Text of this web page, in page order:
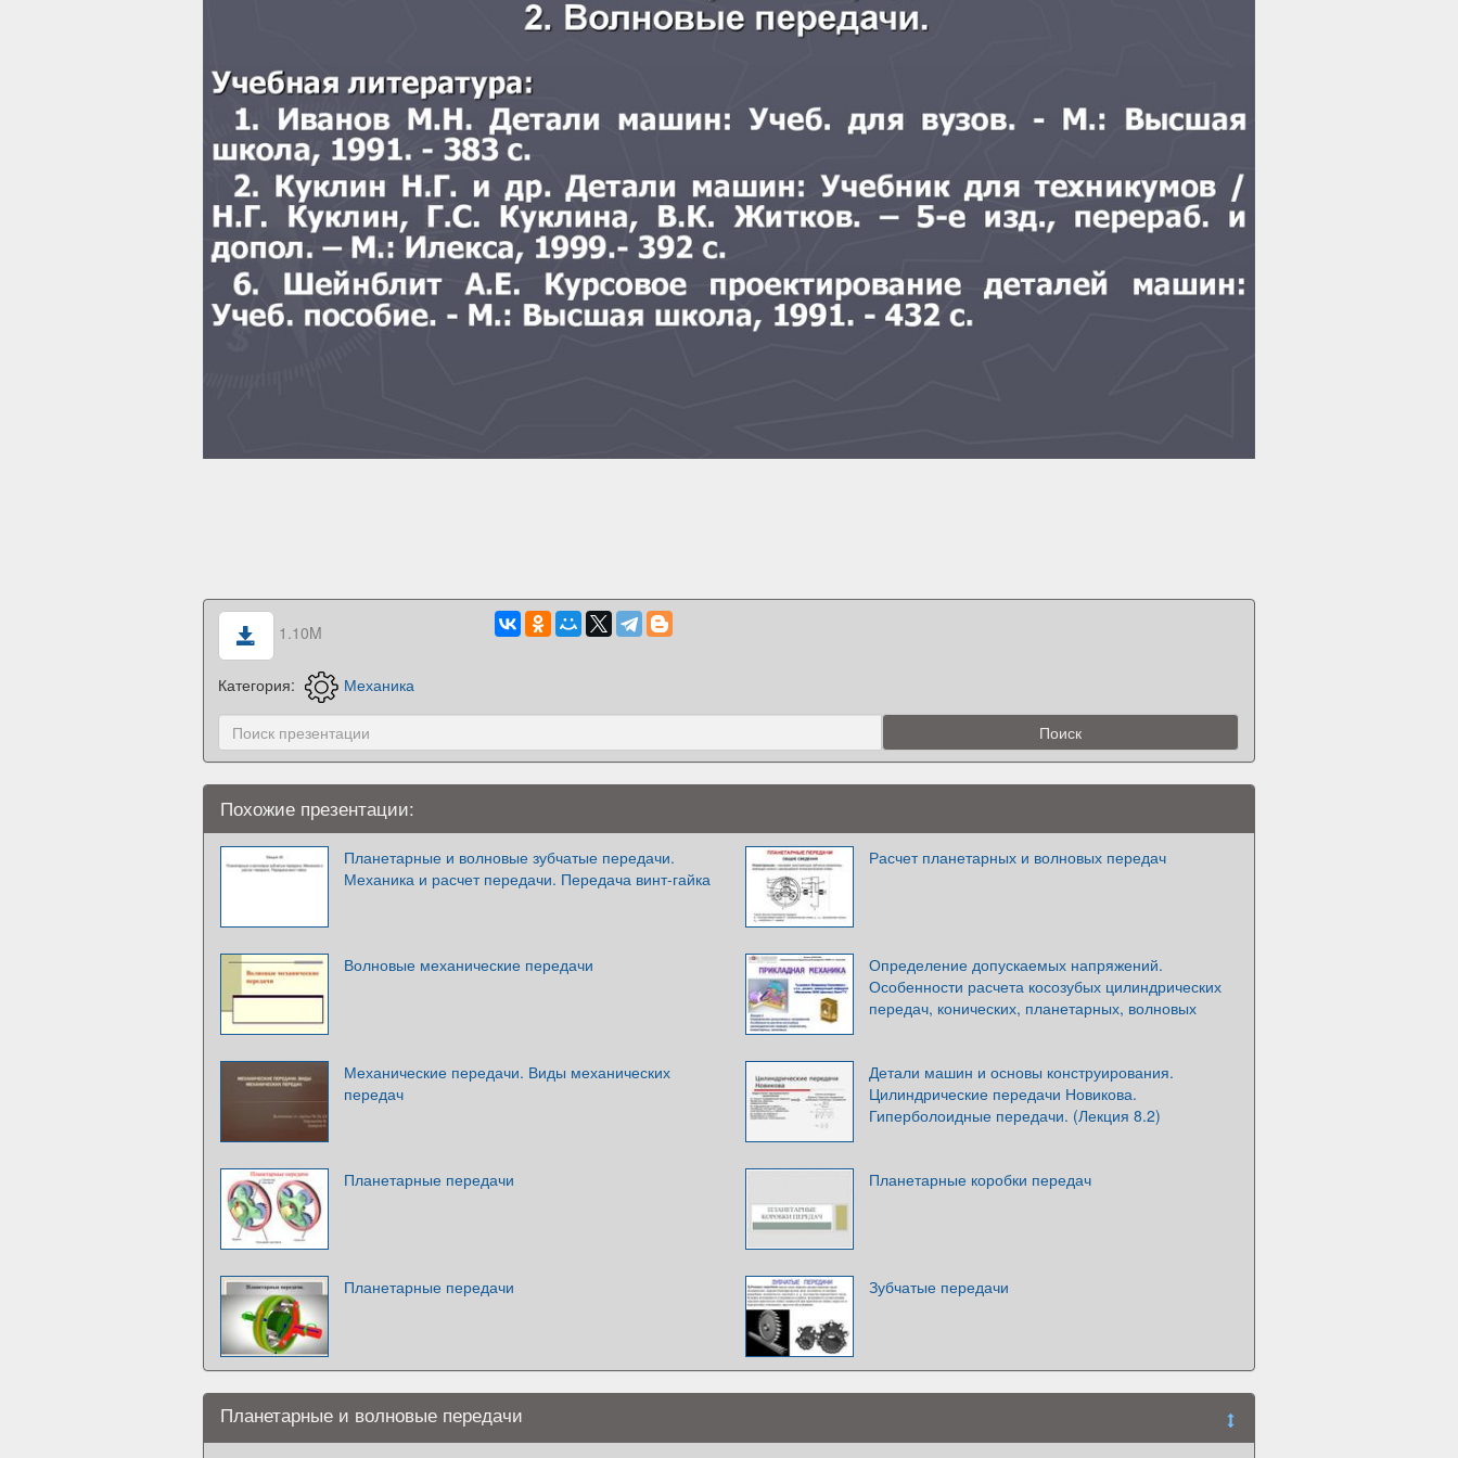
1.10M
Категория: Механика
Похожие презентации:
Планетарные и волновые зубчатые передачи.
Механика и расчет передачи. Передача винт-гайка
Расчет планетарных и волновых передач
Волновые механические передачи
Определение допускаемых напряжений.
Особенности расчета косозубых цилиндрических
передач, конических, планетарных, волновых
Механические передачи. Виды механических
передач
Детали машин и основы конструирования.
Цилиндрические передачи Новикова.
Гиперболоидные передачи. (Лекция 8.2)
Планетарные передачи Планетарные коробки передач
Планетарные передачи Зубчатые передачи
Планетарные и волновые передачи